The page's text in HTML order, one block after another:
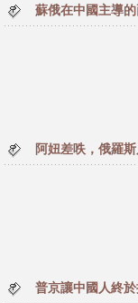
蘇俄在中國主導
阿妞差呹，俄羅
普京讓中國人終